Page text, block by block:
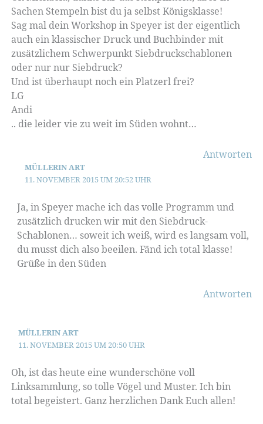
Sachen Stempeln bist du ja selbst Königsklasse!
Sag mal dein Workshop in Speyer ist der eigentlich
auch ein klassischer Druck und Buchbinder mit
zusätzlichem Schwerpunkt Siebdruckschablonen
oder nur nur Siebdruck?
Und ist überhaupt noch ein Platzerl frei?
LG
Andi
.. die leider vie zu weit im Süden wohnt…
Antworten
MÜLLERIN ART
11. NOVEMBER 2015 UM 20:52 UHR
Ja, in Speyer mache ich das volle Programm und
zusätzlich drucken wir mit den Siebdruck-
Schablonen… soweit ich weiß, wird es langsam voll,
du musst dich also beeilen. Fänd ich total klasse!
Grüße in den Süden
Antworten
MÜLLERIN ART
11. NOVEMBER 2015 UM 20:50 UHR
Oh, ist das heute eine wunderschöne voll
Linksammlung, so tolle Vögel und Muster. Ich bin
total begeistert. Ganz herzlichen Dank Euch allen!